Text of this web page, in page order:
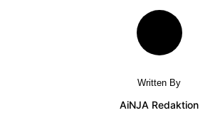
Written By
AiNJA Redaktion